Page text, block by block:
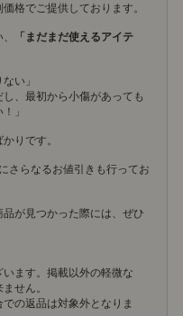
格でご提供しております。
「まだまだ使えるアイテ
い」
し、最初から小傷があっても
」
りです。
さらなるお値引きも行ってお
が見つかった際には、ぜひ
います。掲載以外の軽微な
せん。
の返品は対象外となりま